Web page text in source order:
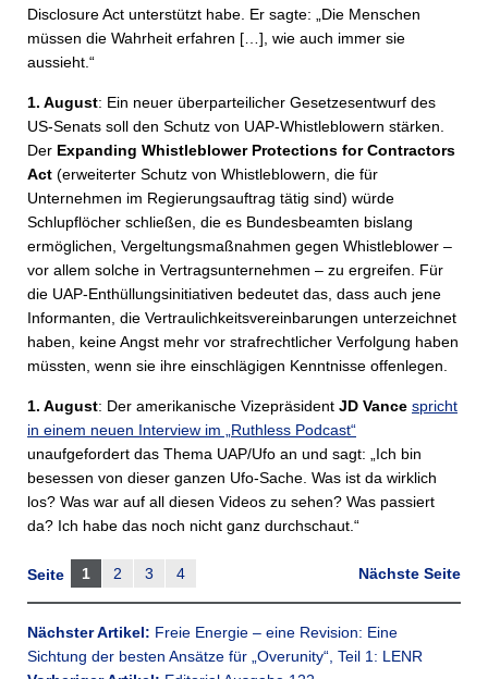
Disclosure Act unterstützt habe. Er sagte: „Die Menschen
müssen die Wahrheit erfahren […], wie auch immer sie
aussieht.“
1. August: Ein neuer überparteilicher Gesetzesentwurf des
US-Senats soll den Schutz von UAP-Whistleblowern stärken.
Der Expanding Whistleblower Protections for Contractors
Act (erweiterter Schutz von Whistleblowern, die für
Unternehmen im Regierungsauftrag tätig sind) würde
Schlupflöcher schließen, die es Bundesbeamten bislang
ermöglichen, Vergeltungsmaßnahmen gegen Whistleblower –
vor allem solche in Vertragsunternehmen – zu ergreifen. Für
die UAP-Enthüllungsinitiativen bedeutet das, dass auch jene
Informanten, die Vertraulichkeitsvereinbarungen unterzeichnet
haben, keine Angst mehr vor strafrechtlicher Verfolgung haben
müssten, wenn sie ihre einschlägigen Kenntnisse offenlegen.
1. August: Der amerikanische Vizepräsident JD Vance spricht
in einem neuen Interview im „Ruthless Podcast“
unaufgefordert das Thema UAP/Ufo an und sagt: „Ich bin
besessen von dieser ganzen Ufo-Sache. Was ist da wirklich
los? Was war auf all diesen Videos zu sehen? Was passiert
da? Ich habe das noch nicht ganz durchschaut.“
Nächste Seite
Seite 1 2 3 4
Nächster Artikel: Freie Energie – eine Revision: Eine
Sichtung der besten Ansätze für „Overunity“, Teil 1: LENR